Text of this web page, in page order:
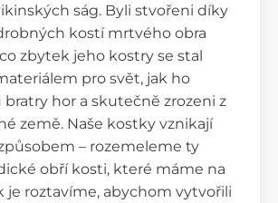
ság. Byli stvořeni díky
kostí mrtvého obra
zbytek jeho kostry se stal
pro svět, jak ho
bratry hor a skutečně zrozeni z
země. Naše kostky vznikají
– rozemeleme ty
obří kosti, které máme na
je roztavíme, abychom vytvořili